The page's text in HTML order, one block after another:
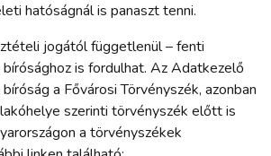
hatóságnál is panaszt tenni.
jogától függetlenül – fenti
is fordulhat. Az Adatkezelő
a Fővárosi Törvényszék, azonban
szerinti törvényszék előtt is
a törvényszékek